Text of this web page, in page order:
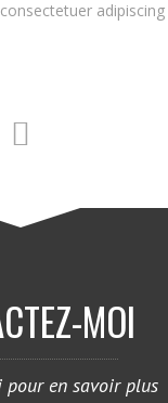
adipiscing
MOI
pour en savoir plus